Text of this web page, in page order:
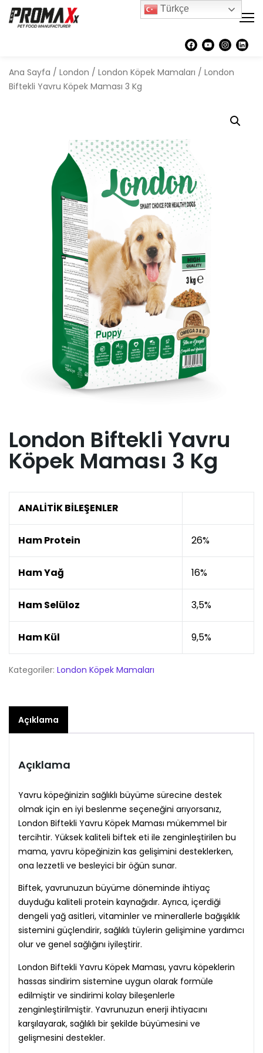
Ana Sayfa / London / London Köpek Mamaları / London
Biftekli Yavru Köpek Maması 3 Kg
London Biftekli Yavru
Köpek Maması 3 Kg
ANALİTİK BİLEŞENLER
Ham Protein 26%
Ham Yağ 16%
Ham Selüloz 3,5%
Ham Kül 9,5%
Kategoriler: London Köpek Mamaları
Açıklama
Açıklama
Yavru köpeğinizin sağlıklı büyüme sürecine destek
olmak için en iyi beslenme seçeneğini arıyorsanız,
London Biftekli Yavru Köpek Maması mükemmel bir
tercihtir. Yüksek kaliteli biftek eti ile zenginleştirilen bu
mama, yavru köpeğinizin kas gelişimini desteklerken,
ona lezzetli ve besleyici bir öğün sunar.
Biftek, yavrunuzun büyüme döneminde ihtiyaç
duyduğu kaliteli protein kaynağıdır. Ayrıca, içerdiği
dengeli yağ asitleri, vitaminler ve minerallerle bağışıklık
sistemini güçlendirir, sağlıklı tüylerin gelişimine yardımcı
olur ve genel sağlığını iyileştirir.
London Biftekli Yavru Köpek Maması, yavru köpeklerin
hassas sindirim sistemine uygun olarak formüle
edilmiştir ve sindirimi kolay bileşenlerle
zenginleştirilmiştir. Yavrunuzun enerji ihtiyacını
karşılayarak, sağlıklı bir şekilde büyümesini ve
gelişmesini destekler.
Türkçe